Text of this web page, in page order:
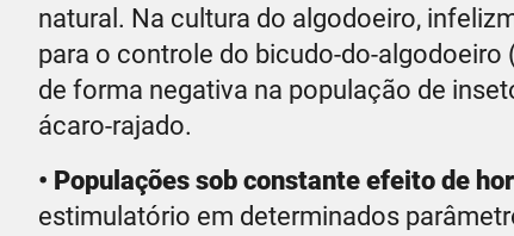
natural. Na cultura do algodoeiro,
para o controle do bicudo-do-algodoeiro
de forma negativa na população de
ácaro-rajado.
• Populações sob constante efeito de
estimulatório em determinados